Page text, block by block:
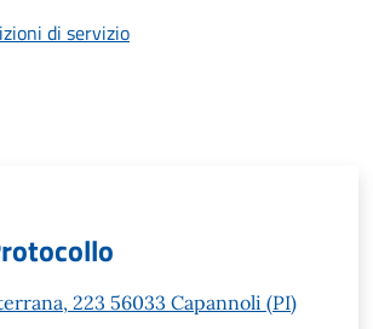
di servizio
223 56033 Capannoli (PI)